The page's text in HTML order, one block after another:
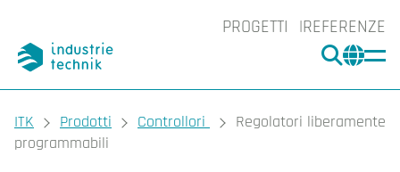
PROGETTI REFERENZE
CERCA
You are here:
ITK Prodotti Controllori
Regolatori liberamente
programmabili